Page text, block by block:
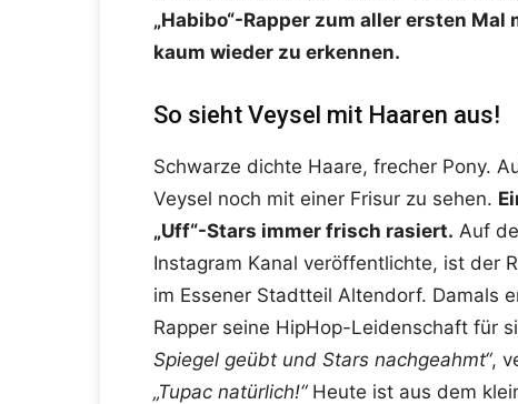
„Habibo“-Rapper zum aller ersten
kaum wieder zu erkennen.
So sieht Veysel mit Haaren aus!
Schwarze dichte Haare, frecher Pony.
Veysel noch mit einer Frisur zu sehen.
„Uff“-Stars immer frisch rasiert. Auf
Instagram Kanal veröffentlichte, ist der
im Essener Stadtteil Altendorf. Damals
Rapper seine HipHop-Leidenschaft für
Spiegel geübt und Stars nachgeahmt“,
„Tupac natürlich!“Heute ist aus dem